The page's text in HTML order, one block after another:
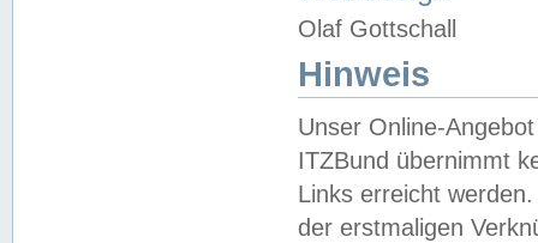
Olaf Gottschall
Hinweis
Unser Online-
ITZBund übernimmt
Links erreicht
der erstmaligen